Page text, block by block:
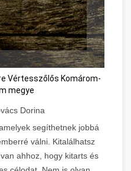
Vértesszőlős Komárom-
megye
Dorina
segíthetnek jobbá
válni. Kitalálhatsz
ahhoz, hogy kitarts és